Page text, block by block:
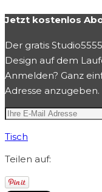
Jetzt kostenlos
Der gratis
Design auf dem
Anmelden? Ganz
Adresse anzugeben.
Tisch
Teilen auf: